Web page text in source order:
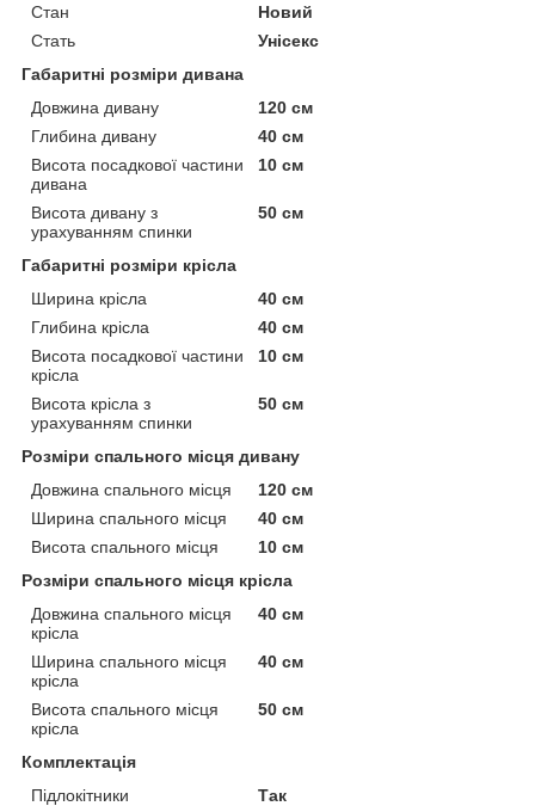
Стан
Новий
Стать
Унісекс
Габаритні розміри дивана
Довжина дивану
120 см
Глибина дивану
40 см
Висота посадкової частини
дивана
10 см
Висота дивану з
урахуванням спинки
50 см
Габаритні розміри крісла
Ширина крісла
40 см
Глибина крісла
40 см
Висота посадкової частини
крісла
10 см
Висота крісла з
урахуванням спинки
50 см
Розміри спального місця дивану
Довжина спального місця
120 см
Ширина спального місця
40 см
Висота спального місця
10 см
Розміри спального місця крісла
Довжина спального місця
крісла
40 см
Ширина спального місця
крісла
40 см
Висота спального місця
крісла
50 см
Комплектація
Підлокітники
Так